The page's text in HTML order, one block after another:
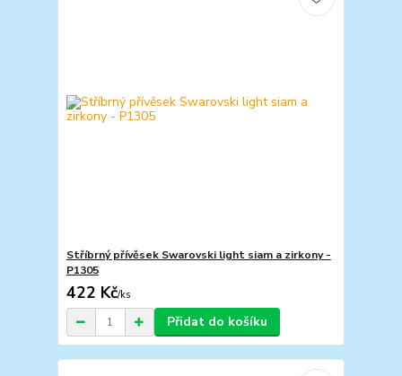
Stříbrný přívěsek Swarovski light siam a zirkony -
P1305
422 Kč/ks
Přidat do košíku